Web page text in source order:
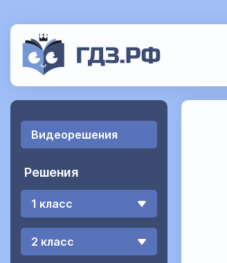
Видеорешения
Решения
1 класс
2 класс